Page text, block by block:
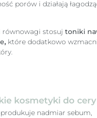
porów i działają
równowagi stosuj toniki
, które dodatkowo
kosmetyki do cery
nadmiar sebum,